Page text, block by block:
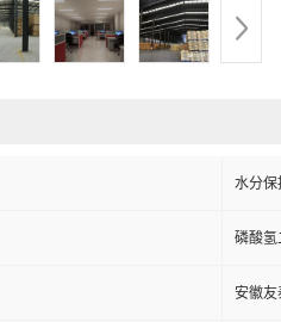
水分保
磷酸氢
安徽友